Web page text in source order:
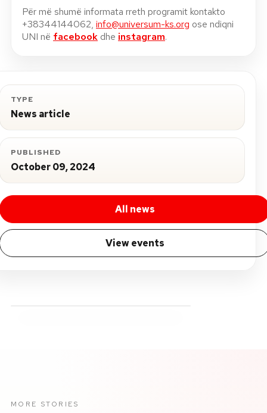
Për më shumë informata rreth programit kontakto
+38344144062, info@universum-ks.org ose ndiqni
UNI në facebook dhe instagram.
TYPE
News article
PUBLISHED
October 09, 2024
All news
View events
MORE STORIES